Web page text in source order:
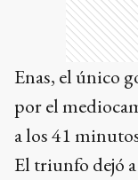
Enas, el único
por el
a los 41
El triunfo dejó